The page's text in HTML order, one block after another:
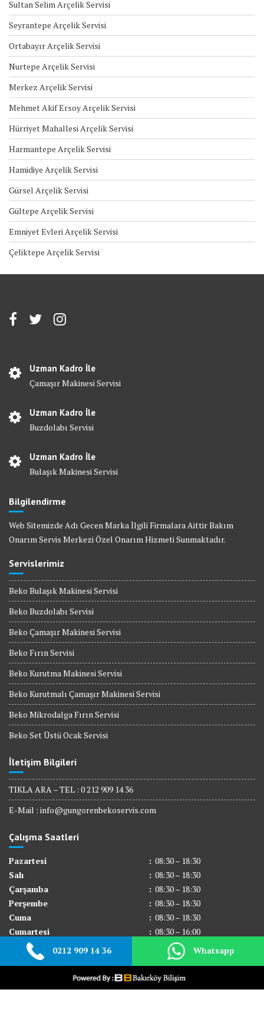
Sultan Selim Arçelik Servisi
Seyrantepe Arçelik Servisi
Ortabayır Arçelik Servisi
Nurtepe Arçelik Servisi
Merkez Arçelik Servisi
Mehmet Akif Ersoy Arçelik Servisi
Hürriyet Mahallesi Arçelik Servisi
Harmantepe Arçelik Servisi
Hamidiye Arçelik Servisi
Gürsel Arçelik Servisi
Gültepe Arçelik Servisi
Emniyet Evleri Arçelik Servisi
Çeliktepe Arçelik Servisi
Uzman Kadro İle
Çamaşır Makinesi Servisi
Uzman Kadro İle
Buzdolabı Servisi
Uzman Kadro İle
Bulaşık Makinesi Servisi
Bilgilendirme
Web Sitemizde Adı Gecen Marka İlgili Firmalara Aittir Bakım
Onarım Servis Merkezi Özel Onarım Hizmeti Sunmaktadır.
Servislerimiz
Beko Bulaşık Makinesi Servisi
Beko Buzdolabı Servisi
Beko Çamaşır Makinesi Servisi
Beko Fırın Servisi
Beko Kurutma Makinesi Servisi
Beko Kurutmalı Çamaşır Makinesi Servisi
Beko Mikrodalga Fırın Servisi
Beko Set Üstü Ocak Servisi
İletişim Bilgileri
TIKLA ARA – TEL : 0 212 909 14 36
E-Mail : info@gungorenbekoservis.com
Çalışma Saatleri
Pazartesi : 08:30 – 18:30
Salı
: 08:30 – 18:30
Çarşamba
: 08:30 – 18:30
Perşembe
: 08:30 – 18:30
Cuma
: 08:30 – 18:30
Cumartesi
: 08:30 – 16:00
Pazar
Kapalı
0212 909 14 36 Whatsapp